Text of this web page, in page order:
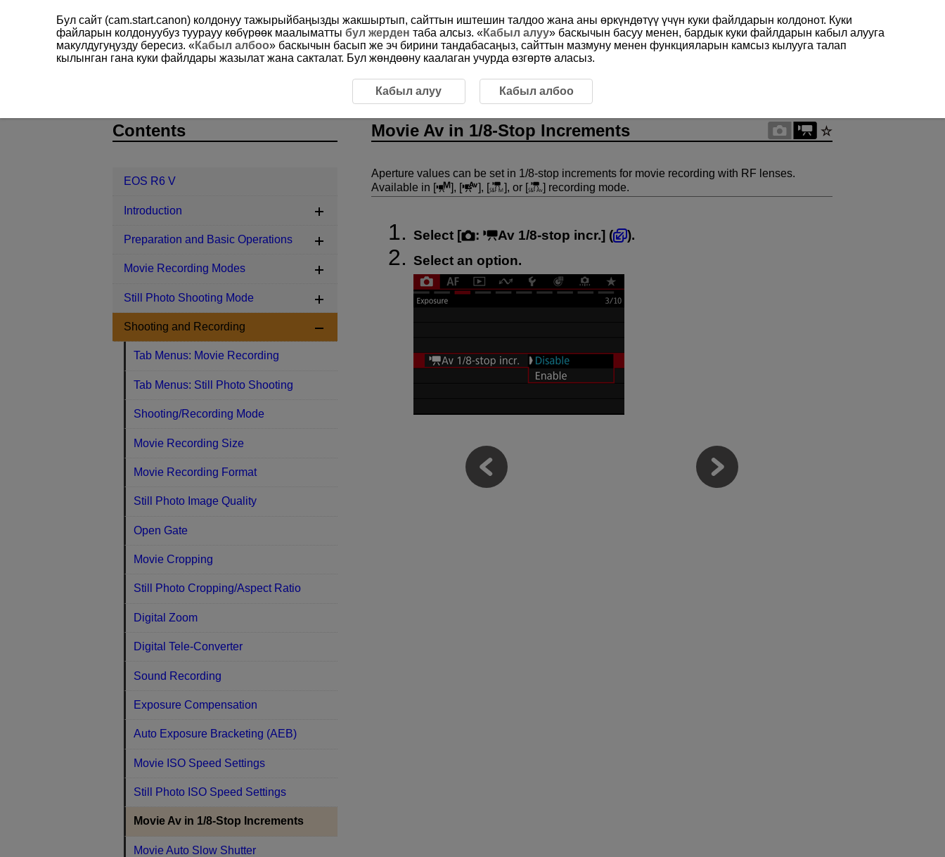
EOS R6 V Shooting and Recording Movie Av in 1/8-Stop Increments
Movie Av in 1/8-Stop Increments
Aperture values can be set in 1/8-stop increments for movie recording with RF lenses.
Available in [
], [ ], [ ], or [ ] recording mode.
Select [ : Av 1/8-stop incr.] (
).
Select an option.
Contents
EOS R6 V
Introduction
Preparation and Basic Operations
Movie Recording Modes
Still Photo Shooting Mode
Shooting and Recording
Tab Menus: Movie Recording
Tab Menus: Still Photo Shooting
Shooting/Recording Mode
Movie Recording Size
Movie Recording Format
Still Photo Image Quality
Open Gate
Movie Cropping
Still Photo Cropping/Aspect Ratio
Digital Zoom
Digital Tele-Converter
Sound Recording
Exposure Compensation
Auto Exposure Bracketing (AEB)
Movie ISO Speed Settings
Still Photo ISO Speed Settings
Movie Av in 1/8-Stop Increments
Movie Auto Slow Shutter
Бул сайт (cam.start.canon) колдонуу тажырыйбаңызды жакшыртып, сайттын иштешин талдоо жана аны өркүндөтүү үчүн куки файлдарын колдонот. Куки
файларын колдонуубуз туурауу көбүрөөк маалыматты бул жерден таба алсыз. «Кабыл алуу» баскычын басуу менен, бардык куки файлдарын кабыл алууга
макулдугуңузду бересиз. «Кабыл албоо» баскычын басып же эч бирини тандабасаңыз, сайттын мазмуну менен функцияларын камсыз кылууга талап
кылынган гана куки файлдары жазылат жана сакталат. Бул жөндөөну каалаган учурда өзгөртө аласыз.
Кабыл алуу Кабыл албоо